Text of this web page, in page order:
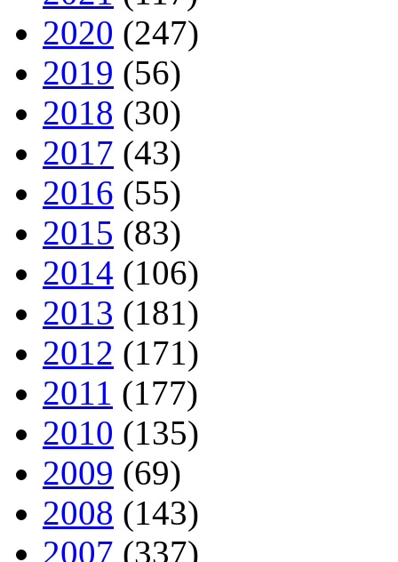
2020 (247)
2019 (56)
2018 (30)
2017 (43)
2016 (55)
2015 (83)
2014 (106)
2013 (181)
2012 (171)
2011 (177)
2010 (135)
2009 (69)
2008 (143)
2007 (337)